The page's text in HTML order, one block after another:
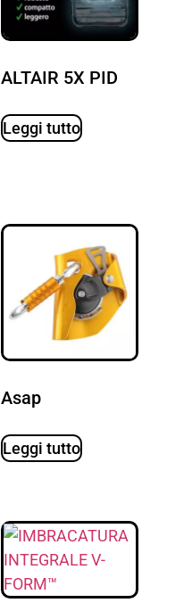
ALTAIR 5X PID
Leggi tutto
Asap
Leggi tutto